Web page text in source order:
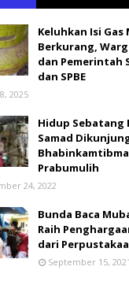
Keluhkan Isi Gas
Berkurang,
dan Pemerintah
dan SPBE
2025
Hidup Sebatang
Samad
Prabumulih
24, 2022
Bunda Baca
Raih
dari
September 15, 2021